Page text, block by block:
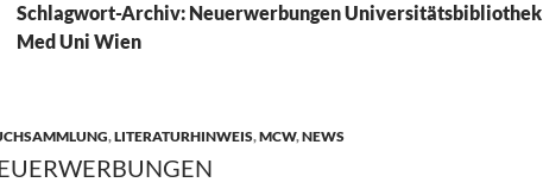
Schlagwort-Archiv: Neuerwerbungen Universitätsbibliothek
Med Uni Wien
,LITERATURHINWEIS,MCW,NEWS